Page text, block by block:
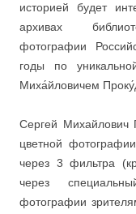
историей будет
архивах
фотографии
годы по
Миха́йловичем
Сергей Михайлович
цветной
через 3 фильтра
через
фотографии